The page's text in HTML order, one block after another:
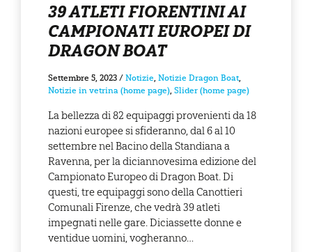
39 ATLETI FIORENTINI AI
CAMPIONATI EUROPEI DI
DRAGON BOAT
Settembre 5, 2023 / Notizie Notizie Dragon Boat
Notizie in vetrina (home page) Slider (home page)
La bellezza di 82 equipaggi provenienti da 18
nazioni europee si sfideranno, dal 6 al 10
settembre nel Bacino della Standiana a
Ravenna, per la diciannovesima edizione del
Campionato Europeo di Dragon Boat. Di
questi, tre equipaggi sono della Canottieri
Comunali Firenze, che vedrà 39 atleti
impegnati nelle gare. Diciassette donne e
ventidue uomini, vogheranno…